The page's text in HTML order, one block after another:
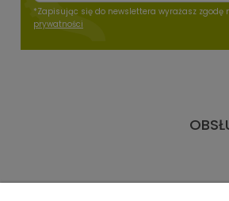
*Zapisując się do newslettera wyrażasz zgodę
prywatności